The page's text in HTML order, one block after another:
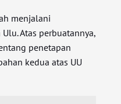
menjalani
Ulu. Atas perbuatannya,
penetapan
kedua atas UU